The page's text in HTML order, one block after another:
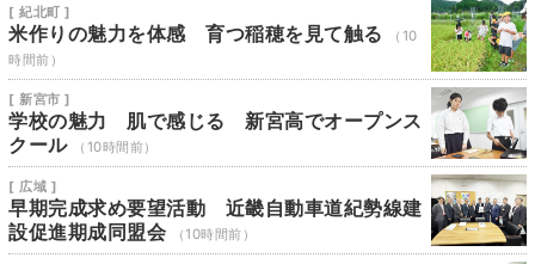
[ 紀北町 ]
米作りの魅力を体感 育つ稲穂を見て触る
（10
時間前）
[ 新宮市 ]
学校の魅力 肌で感じる 新宮高でオープンス
クール
（10時間前）
[ 広域 ]
早期完成求め要望活動 近畿自動車道紀勢線建
設促進期成同盟会
（10時間前）